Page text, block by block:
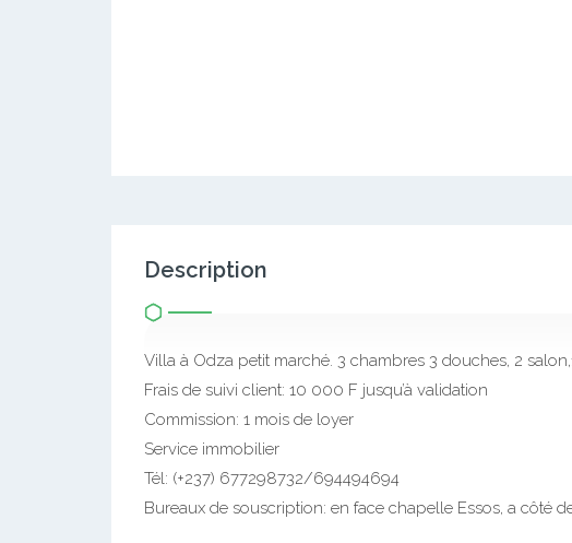
Description
Villa à Odza petit marché. 3 chambres 3 douches, 2
Frais de suivi client: 10 000 F jusqu’à validation
Commission: 1 mois de loyer
Service immobilier
Tél: (+237) 677298732/694494694
Bureaux de souscription: en face chapelle Essos, a côté